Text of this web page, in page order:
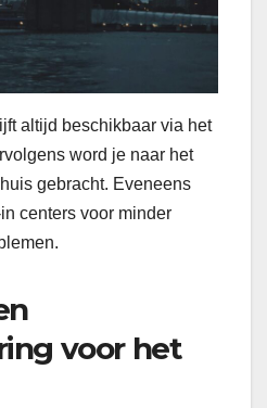
altijd beschikbaar via het
word je naar het
gebracht. Eveneens
centers voor minder
voor het